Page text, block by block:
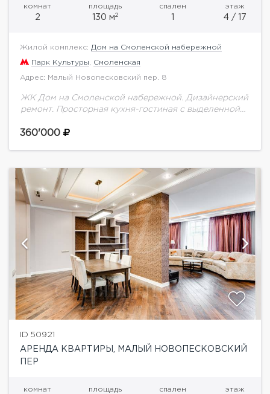
комнат
2
площадь
130 м2
спален
1
этаж
4 / 17
Жилой комплекс: Дом на Смоленской набережной
Парк Культуры Смоленская
Адрес: Малый Новопесковский пер. 8
ЖК Дом на Смоленской набережной. Дизайнерский
ремонт. Просторная кухня-гостиная с выделенной
комната и хозяйственная комната. Мебель и техника
360'000
ID 50921
АРЕНДА КВАРТИРЫ, МАЛЫЙ НОВОПЕСКОВСКИЙ
ПЕР
комнат площадь спален этаж